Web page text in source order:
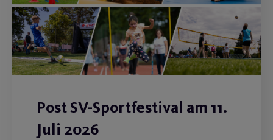
Post SV-Sportfestival am 11.
Juli 2026